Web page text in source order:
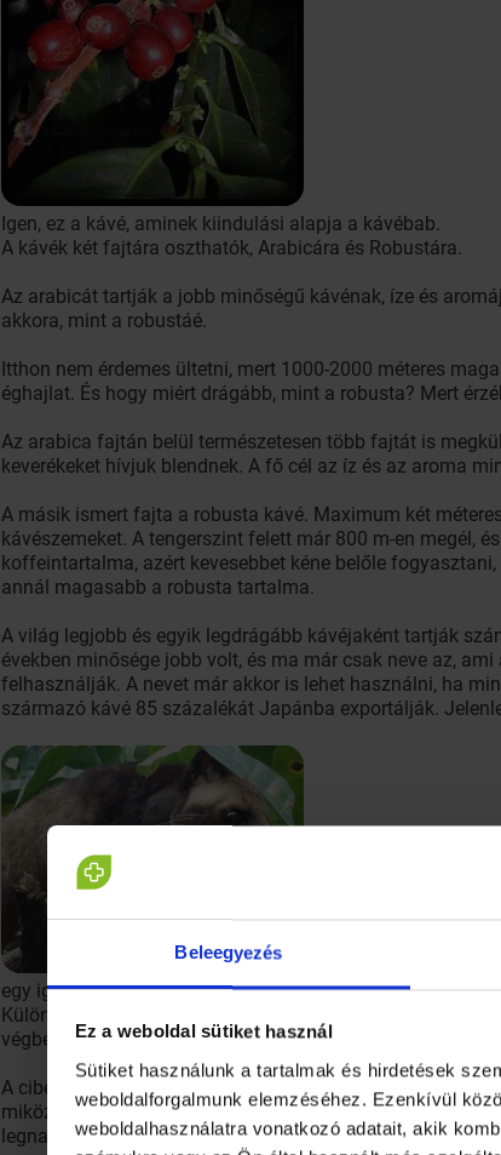
Beleegyezés
Ez a weboldal sütiket használ
Sütiket használunk a tartalmak és hirdetések
weboldalforgalmunk elemzéséhez. Ezenkívül
weboldalhasználatra vonatkozó adatait, akik
Igen, ez a kávé, aminek kiindulási alapja a kávébab.
A kávék két fajtára oszthatók, Arabicára és Robustára.
Az arabicát tartják a jobb minőségű kávénak, íze és
akkora, mint a robustáé.
Itthon nem érdemes ültetni, mert 1000-2000 méteres
éghajlat. És hogy miért drágább, mint a robusta? Mert
Az arabica fajtán belül természetesen több fajtát is
keverékeket hívjuk blendnek. A fő cél az íz és az aroma
A másik ismert fajta a robusta kávé. Maximum két
kávészemeket. A tengerszint felett már 800 m-en megél,
koffeintartalma, azért kevesebbet kéne belőle
annál magasabb a robusta tartalma.
A világ legjobb és egyik legdrágább kávéjaként tartják
években minősége jobb volt, és ma már csak neve az,
felhasználják. A nevet már akkor is lehet használni, ha
származó kávé 85 százalékát Japánba exportálják.
egy igazi kávébarát
Különleges, de elkészítési módját tekintve sokak
végbeléből kerül elő.
A cibetmacskafélékhez tartozó közönséges
miközben áthalad az állat belein, az emésztési folyamat
legnagyobb része Japánba kerül.